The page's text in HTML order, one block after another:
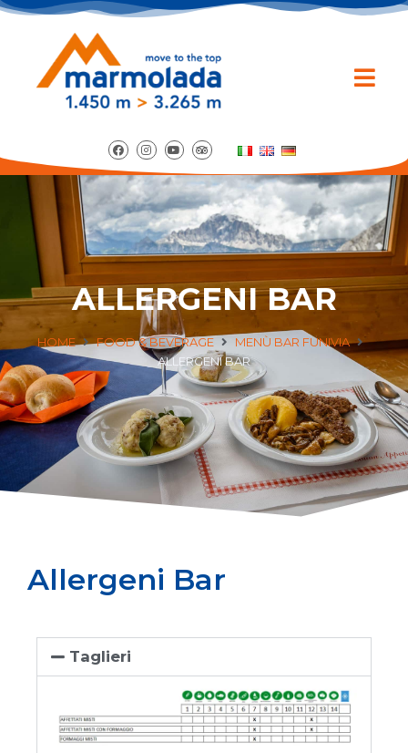
ALLERGENI BAR
HOME FOOD & BEVERAGE
MENÙ BAR FUNIVIA
ALLERGENI BAR
Allergeni Bar
Taglieri